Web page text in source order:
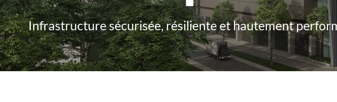
Infrastructure sécurisée, résiliente et hautement